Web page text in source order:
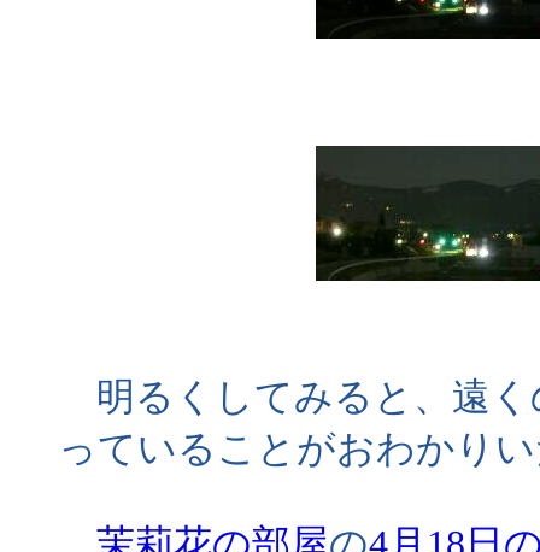
明るくしてみると、遠く
っていることがおわかり